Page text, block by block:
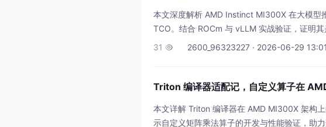
本文深度解析 AMD Instinct MI300X 在大模型
TCO。结合 ROCm 与 vLLM 实战验证，证明
31  2600_96323227 · 2026-06-29
Triton 编译器适配记，自定义算子在
本文详解 Triton 编译器在 AMD MI300X 架构
示自定义矩阵乘法算子的开发与性能验证，助